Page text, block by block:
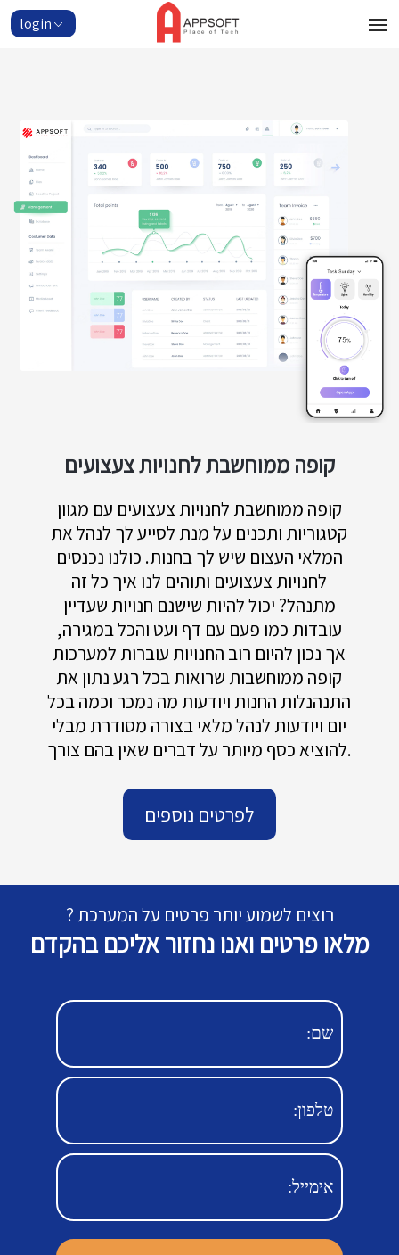
login
קופה ממוחשבת לחנויות צעצועים
קופה ממוחשבת לחנויות צעצועים עם מגוון
קטגוריות ותכנים על מנת לסייע לך לנהל את
המלאי העצום שיש לך בחנות. כולנו נכנסים
לחנויות צעצועים ותוהים לנו איך כל זה
מתנהל? יכול להיות שישנם חנויות שעדיין
עובדות כמו פעם עם דף ועט והכל במגירה,
אך נכון להיום רוב החנויות עוברות למערכות
קופה ממוחשבות שרואות בכל רגע נתון את
התנהנלות החנות ויודעות מה נמכר וכמה בכל
יום ויודעות לנהל מלאי בצורה מסודרת מבלי
להוציא כסף מיותר על דברים שאין בהם צורך.
לפרטים נוספים
רוצים לשמוע יותר פרטים על המערכת ?
מלאו פרטים ואנו נחזור אליכם בהקדם